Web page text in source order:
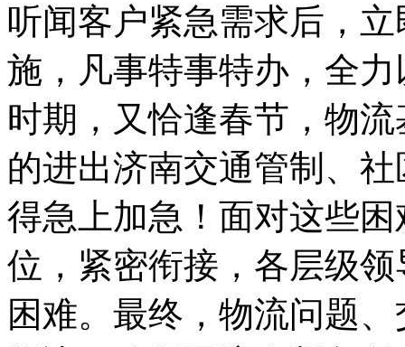
听闻客户紧急需求后，
施，凡事特事特办，全
时期，又恰逢春节，物
的进出济南交通管制、
得急上加急！面对这些
位，紧密衔接，各层级
困难。最终，物流问题